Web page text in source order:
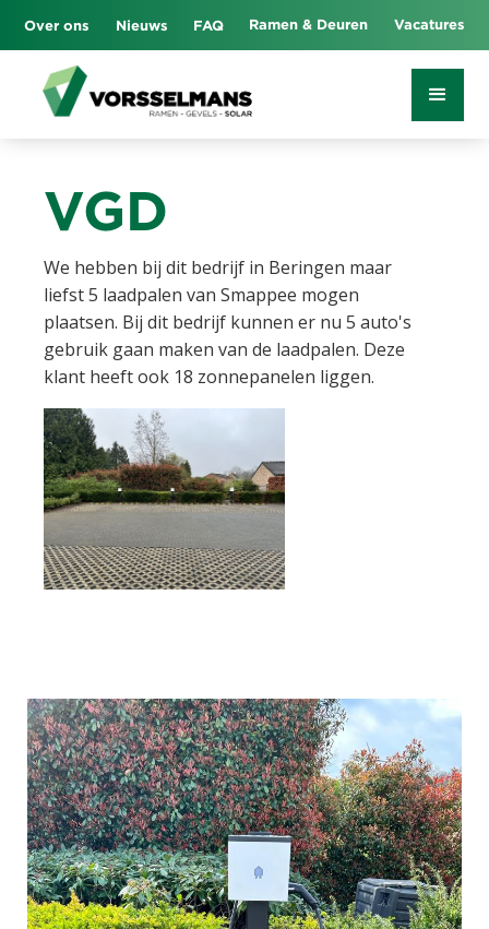
Over ons Nieuws FAQ Ramen & Deuren Vacatures
VGD
We hebben bij dit bedrijf in Beringen maar
liefst 5 laadpalen van Smappee mogen
plaatsen. Bij dit bedrijf kunnen er nu 5 auto's
gebruik gaan maken van de laadpalen. Deze
klant heeft ook 18 zonnepanelen liggen.